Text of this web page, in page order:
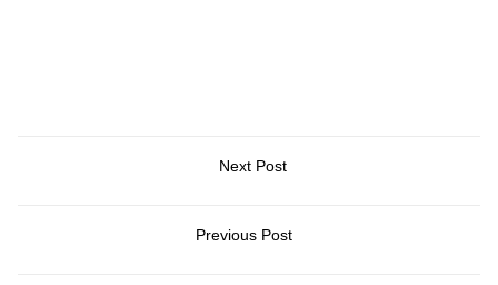
Next Post
Previous Post